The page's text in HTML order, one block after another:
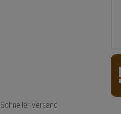
Schneller Versand